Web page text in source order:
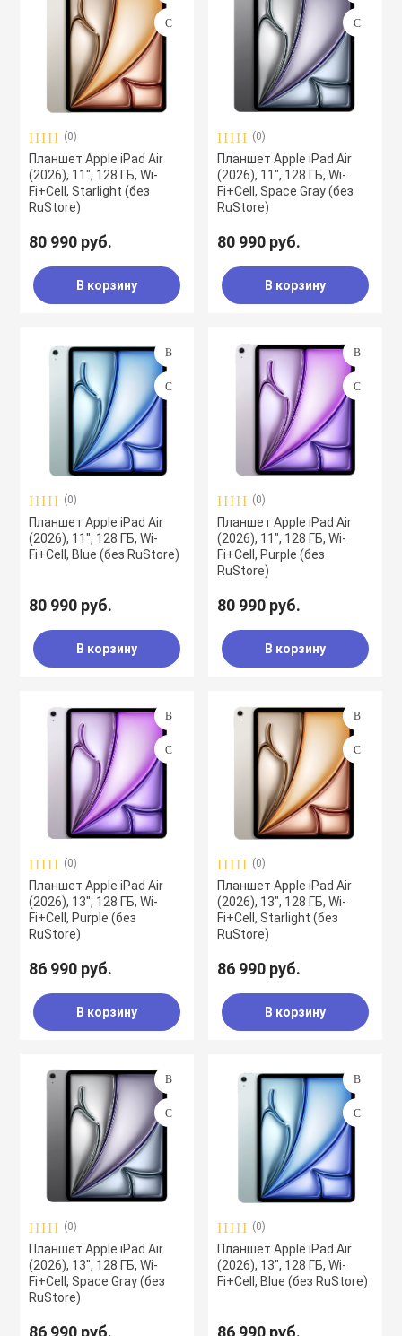
(0)
Планшет Apple iPad Air
(2026), 11", 128 ГБ, Wi-
Fi+Cell, Starlight (без
RuStore)
80 990 руб.
В корзину
(0)
Планшет Apple iPad Air
(2026), 11", 128 ГБ, Wi-
Fi+Cell, Space Gray (без
RuStore)
80 990 руб.
В корзину
(0)
Планшет Apple iPad Air
(2026), 11", 128 ГБ, Wi-
Fi+Cell, Blue (без RuStore)
80 990 руб.
В корзину
(0)
Планшет Apple iPad Air
(2026), 11", 128 ГБ, Wi-
Fi+Cell, Purple (без
RuStore)
80 990 руб.
В корзину
(0)
Планшет Apple iPad Air
(2026), 13", 128 ГБ, Wi-
Fi+Cell, Purple (без
RuStore)
86 990 руб.
В корзину
(0)
Планшет Apple iPad Air
(2026), 13", 128 ГБ, Wi-
Fi+Cell, Starlight (без
RuStore)
86 990 руб.
В корзину
(0)
Планшет Apple iPad Air
(2026), 13", 128 ГБ, Wi-
Fi+Cell, Space Gray (без
RuStore)
86 990 руб.
(0)
Планшет Apple iPad Air
(2026), 13", 128 ГБ, Wi-
Fi+Cell, Blue (без RuStore)
86 990 руб.